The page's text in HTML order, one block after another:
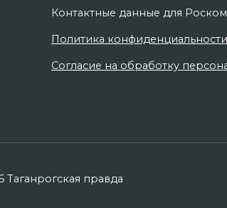
Контактные данные для
Политика
Согласие на обработку
Таганрогская правда